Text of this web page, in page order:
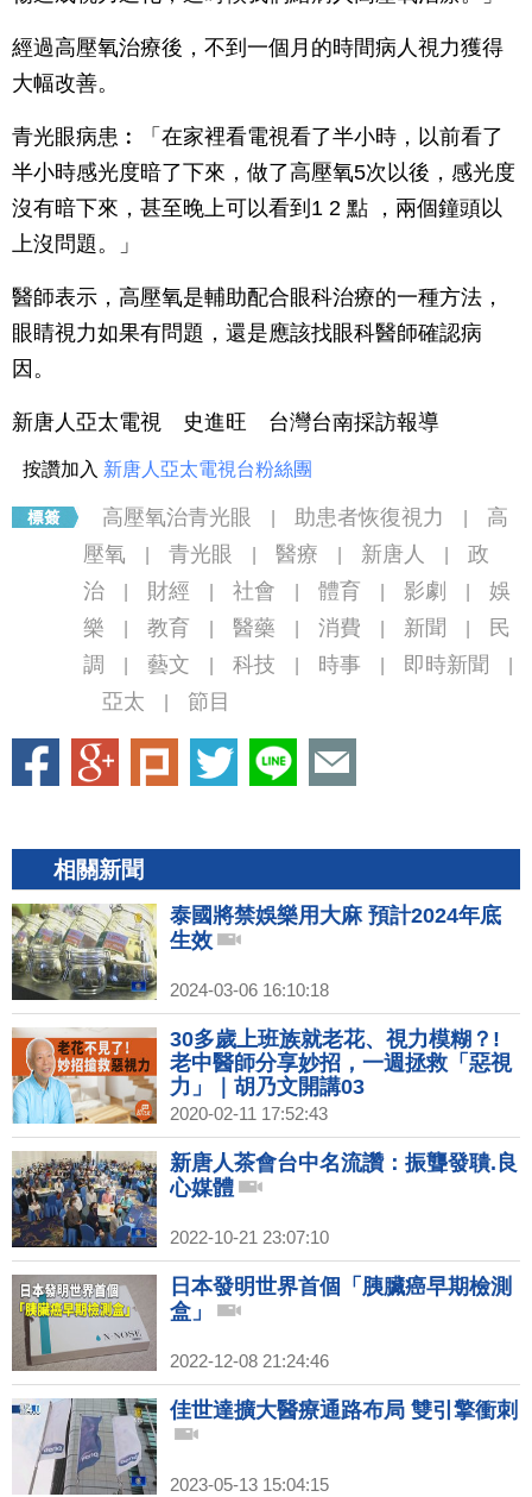
經過高壓氧治療後，不到一個月的時間病人視力獲得
大幅改善。
青光眼病患︰「在家裡看電視看了半小時，以前看了
半小時感光度暗了下來，做了高壓氧5次以後，感光度
沒有暗下來，甚至晚上可以看到1 2 點 ，兩個鐘頭以
上沒問題。」
醫師表示，高壓氧是輔助配合眼科治療的一種方法，
眼睛視力如果有問題，還是應該找眼科醫師確認病
因。
新唐人亞太電視 史進旺 台灣台南採訪報導
按讚加入 新唐人亞太電視台粉絲團
高壓氧治青光眼 助患者恢復視力
高
壓氧
青光眼 醫療 新唐人
政
治
財經 社會 體育 影劇
娛
樂
教育 醫藥 消費 新聞
民
調
藝文 科技 時事 即時新聞
亞太 節目
相關新聞
泰國將禁娛樂用大麻 預計2024年底
生效
2024-03-06 16:10:18
30多歲上班族就老花、視力模糊？!
老中醫師分享妙招，一週拯救「惡視
力」｜胡乃文開講03
2020-02-11 17:52:43
新唐人茶會台中名流讚：振聾發聵.良
心媒體
2022-10-21 23:07:10
日本發明世界首個「胰臟癌早期檢測
盒」
2022-12-08 21:24:46
佳世達擴大醫療通路布局 雙引擎衝刺
2023-05-13 15:04:15